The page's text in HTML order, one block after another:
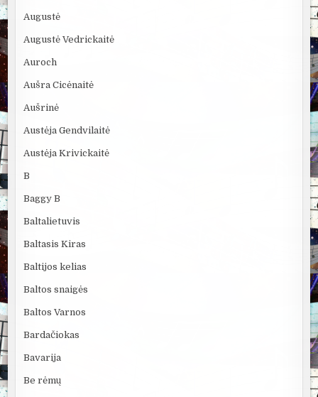
Augustė
Augustė Vedrickaitė
Auroch
Aušra Cicėnaitė
Aušrinė
Austėja Gendvilaitė
Austėja Krivickaitė
B
Baggy B
Baltalietuvis
Baltasis Kiras
Baltijos kelias
Baltos snaigės
Baltos Varnos
Bardačiokas
Bavarija
Be rėmų